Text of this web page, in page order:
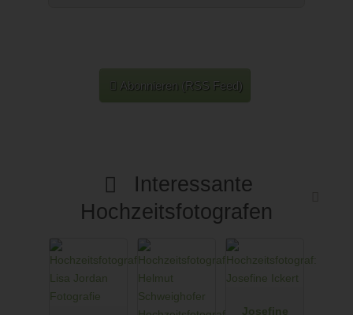
Abonnieren (RSS Feed)
Interessante
Hochzeitsfotografen
Josefine